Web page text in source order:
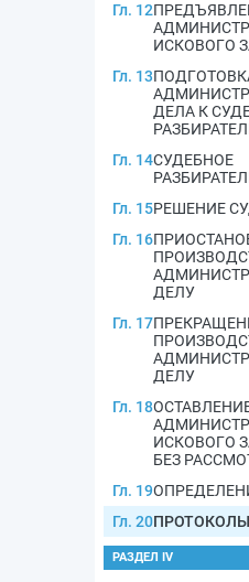
Гл. 12
ИСКОВОГО
Гл. 13
ДЕЛА К
Гл. 14СУДЕБНОЕ
Гл. 15РЕШЕНИЕ
Гл. 16
ДЕЛУ
Гл. 17
ДЕЛУ
Гл. 18
ИСКОВОГО
БЕЗ
Гл. 19
Гл. 20ПРОТОКОЛЫ
РАЗДЕЛ IV